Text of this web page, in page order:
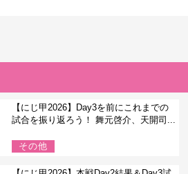
【にじ甲2026】Day3を前にこれまでの
試合を振り返ろう！ 舞元啓介、天開司...
その他